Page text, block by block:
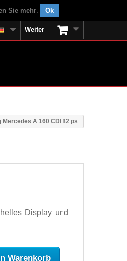
Sie mehr. Ok
Weiter
Mercedes A 160 CDI 82 ps
Display und
Warenkorb